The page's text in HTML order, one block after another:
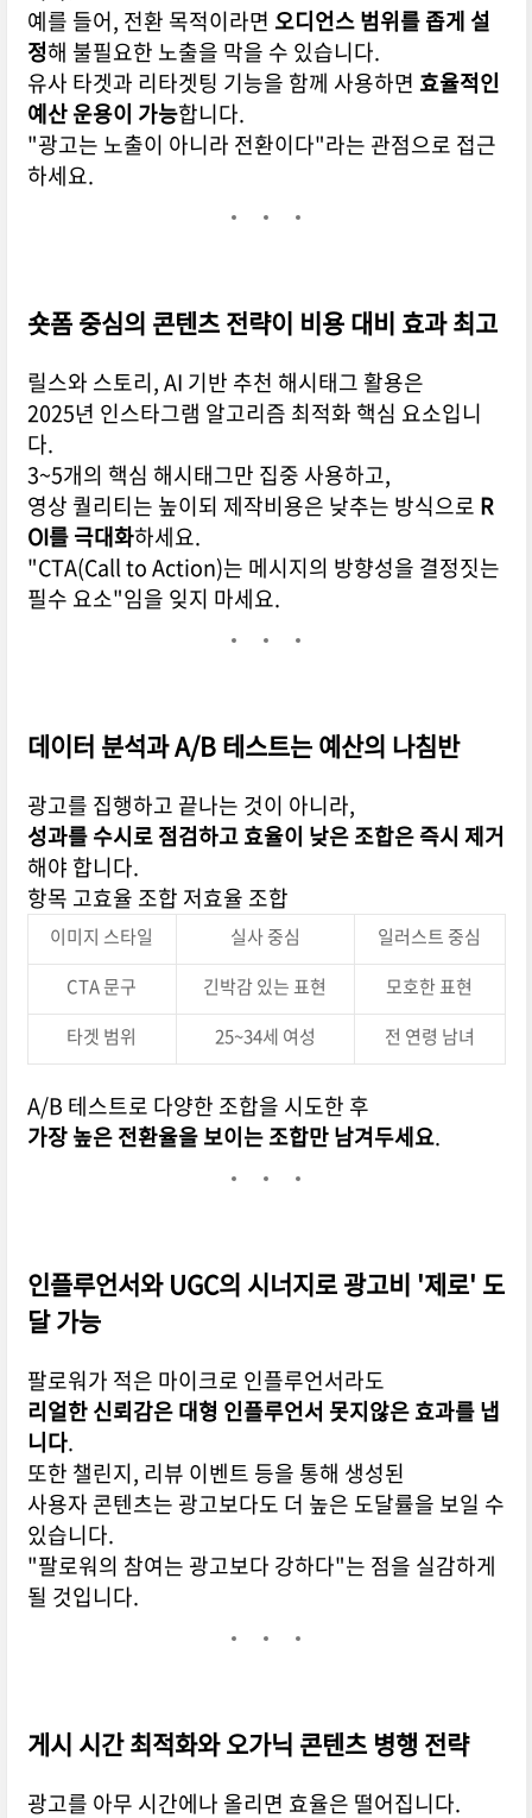
예를 들어, 전환 목적이라면 오디언스 범위를 좁게 설
정해 불필요한 노출을 막을 수 있습니다.
유사 타겟과 리타겟팅 기능을 함께 사용하면 효율적인
예산 운용이 가능합니다.
"광고는 노출이 아니라 전환이다"라는 관점으로 접근
하세요.
숏폼 중심의 콘텐츠 전략이 비용 대비 효과 최고
릴스와 스토리, AI 기반 추천 해시태그 활용은
2025년 인스타그램 알고리즘 최적화 핵심 요소입니
다.
3~5개의 핵심 해시태그만 집중 사용하고,
영상 퀄리티는 높이되 제작비용은 낮추는 방식으로 R
OI를 극대화하세요.
"CTA(Call to Action)는 메시지의 방향성을 결정짓는
필수 요소"임을 잊지 마세요.
데이터 분석과 A/B 테스트는 예산의 나침반
광고를 집행하고 끝나는 것이 아니라,
성과를 수시로 점검하고 효율이 낮은 조합은 즉시 제거
해야 합니다.
항목 고효율 조합 저효율 조합
이미지 스타일 실사 중심
일러스트 중심
CTA 문구
긴박감 있는 표현
모호한 표현
타겟 범위
25~34세 여성 전 연령 남녀
A/B 테스트로 다양한 조합을 시도한 후
가장 높은 전환율을 보이는 조합만 남겨두세요.
인플루언서와 UGC의 시너지로 광고비 '제로' 도
달 가능
팔로워가 적은 마이크로 인플루언서라도
리얼한 신뢰감은 대형 인플루언서 못지않은 효과를 냅
니다.
또한 챌린지, 리뷰 이벤트 등을 통해 생성된
사용자 콘텐츠는 광고보다도 더 높은 도달률을 보일 수
있습니다.
"팔로워의 참여는 광고보다 강하다"는 점을 실감하게
될 것입니다.
게시 시간 최적화와 오가닉 콘텐츠 병행 전략
광고를 아무 시간에나 올리면 효율은 떨어집니다.